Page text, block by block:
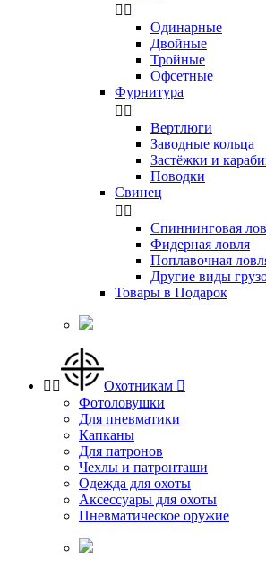
 
Одинарные
Двойные
Тройные
Офсетные
Фурнитура
 
Вертлюги
Заводные кольца
Застёжки и
Поводки
Свинец
 
Спиннинговая
Фидерная ловля
Поплавочная
Другие виды
Товары в Подарок
  Охотникам 
Фотоловушки
Для пневматики
Капканы
Для патронов
Чехлы и патронташи
Одежда для охоты
Аксессуары для охоты
Пневматическое оружие